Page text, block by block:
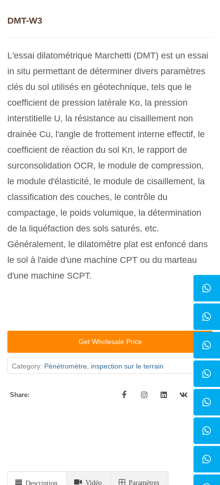
DMT-W3
L'essai dilatométrique Marchetti (DMT) est un essai
in situ permettant de déterminer divers paramètres
clés du sol utilisés en géotechnique, tels que le
coefficient de pression latérale Ko, la pression
interstitielle U, la résistance au cisaillement non
drainée Cu, l'angle de frottement interne effectif, le
coefficient de réaction du sol Kn, le rapport de
surconsolidation OCR, le module de compression,
le module d'élasticité, le module de cisaillement, la
classification des couches, le contrôle du
compactage, le poids volumique, la détermination
de la liquéfaction des sols saturés, etc.
Généralement, le dilatomètre plat est enfoncé dans
le sol à l'aide d'une machine CPT ou du marteau
d'une machine SCPT.
Get Wholesale Price
Category: Pénétromètre, inspection sur le terrain
Share:
Description Vidéo Paramètres